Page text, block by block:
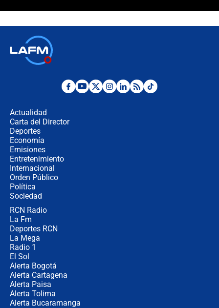
Posesión de Abelardo De La Espriella
Actualidad
Carta del Director
Deportes
Economía
Emisiones
Entretenimiento
Internacional
Orden Público
Política
Sociedad
RCN Radio
La Fm
Deportes RCN
La Mega
Radio 1
El Sol
Alerta Bogotá
Alerta Cartagena
Alerta Paisa
Alerta Tolima
Alerta Bucaramanga